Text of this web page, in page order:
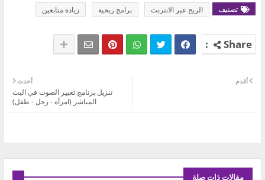
تصنيف الربح عبر الانترنت برامج ربحية زيادة متابعين
أحدث
تنزيل برنامج تغيير الصوت في البث
المباشر (امرأة - رجل - طفل)
أقدم
مقالات ذات صلة